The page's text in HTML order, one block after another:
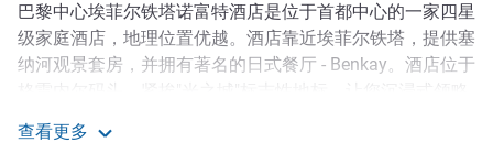
描述
巴黎中心埃菲尔铁塔诺富特酒店是位于首都中心的一家四星
级家庭酒店，地理位置优越。酒店靠近埃菲尔铁塔，提供塞
纳河观景套房，并拥有著名的日式餐厅 - Benkay。酒店位于
查看更多